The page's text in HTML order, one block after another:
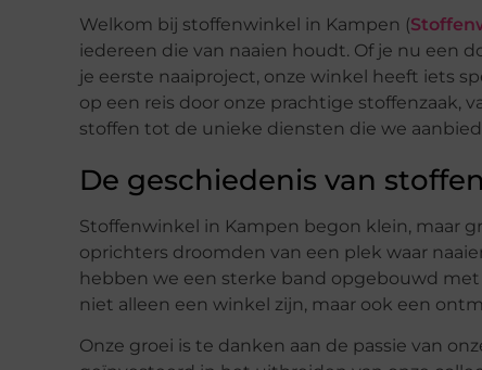
Welkom bij stoffenwinkel in Kampen (
iedereen die van naaien houdt. Of je nu een
je eerste naaiproject, onze winkel heeft iets
op een reis door onze prachtige stoffenzaak,
stoffen tot de unieke diensten die we
De geschiedenis van
Stoffenwinkel in Kampen begon klein, maar
oprichters droomden van een plek waar
hebben we een sterke band opgebouwd
niet alleen een winkel zijn, maar ook een
Onze groei is te danken aan de passie van